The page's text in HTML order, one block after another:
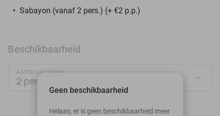
Sabayon (vanaf 2 pers.) (+ €2 p.p.)
Beschikbaarheid
Aantal personen:
2 personen
augustus 2026
Geen beschikbaarheid
Helaas, er is geen beschikbaarheid meer